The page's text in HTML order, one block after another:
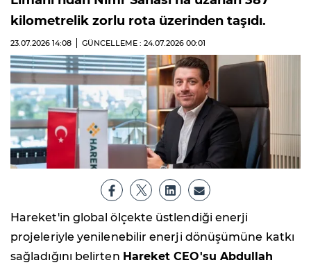
kilometrelik zorlu rota üzerinden taşıdı.
23.07.2026 14:08 GÜNCELLEME : 24.07.2026 00:01
Hareket'in global ölçekte üstlendiği enerji
projeleriyle yenilenebilir enerji dönüşümüne katkı
sağladığını belirten Hareket CEO'su Abdullah